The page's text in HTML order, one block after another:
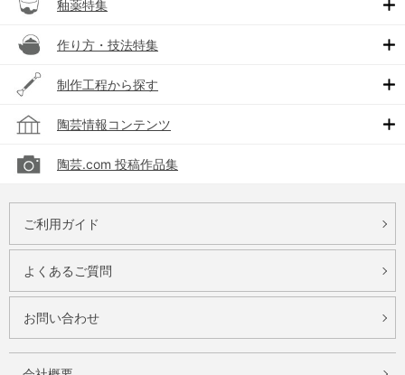
釉薬特集
作り方・技法特集
制作工程から探す
陶芸情報コンテンツ
陶芸.com 投稿作品集
ご利用ガイド
よくあるご質問
お問い合わせ